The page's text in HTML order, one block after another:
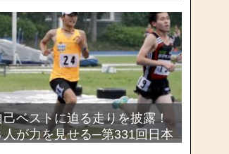
己ベストに迫る走りを披露！
人が力を見せる─第331回日本